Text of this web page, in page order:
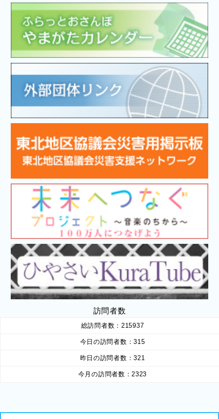
訪問者数
総訪問者数： 215937
今日の訪問者数：315
昨日の訪問者数：321
今月の訪問者数： 2323